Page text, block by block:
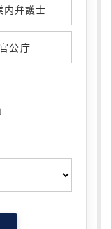
内弁護士
官公庁
」